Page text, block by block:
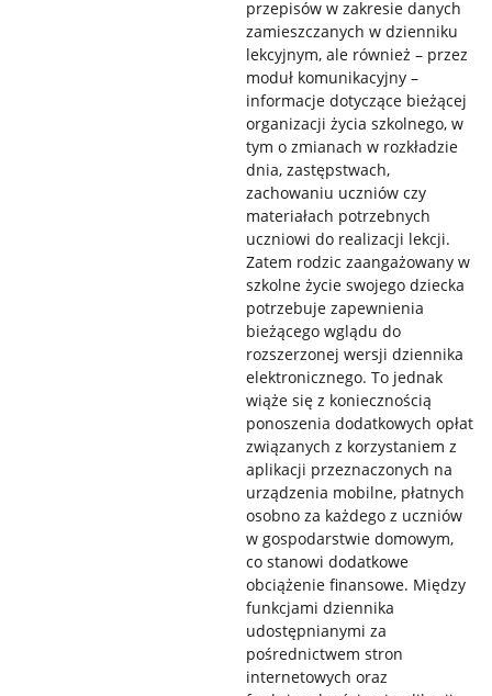
przepisów w zakresie danych
zamieszczanych w dzienniku
lekcyjnym, ale również – przez
moduł komunikacyjny –
informacje dotyczące bieżącej
organizacji życia szkolnego, w
tym o zmianach w rozkładzie
dnia, zastępstwach,
zachowaniu uczniów czy
materiałach potrzebnych
uczniowi do realizacji lekcji.
Zatem rodzic zaangażowany w
szkolne życie swojego dziecka
potrzebuje zapewnienia
bieżącego wglądu do
rozszerzonej wersji dziennika
elektronicznego. To jednak
wiąże się z koniecznością
ponoszenia dodatkowych opłat
związanych z korzystaniem z
aplikacji przeznaczonych na
urządzenia mobilne, płatnych
osobno za każdego z uczniów
w gospodarstwie domowym,
co stanowi dodatkowe
obciążenie finansowe. Między
funkcjami dziennika
udostępnianymi za
pośrednictwem stron
internetowych oraz